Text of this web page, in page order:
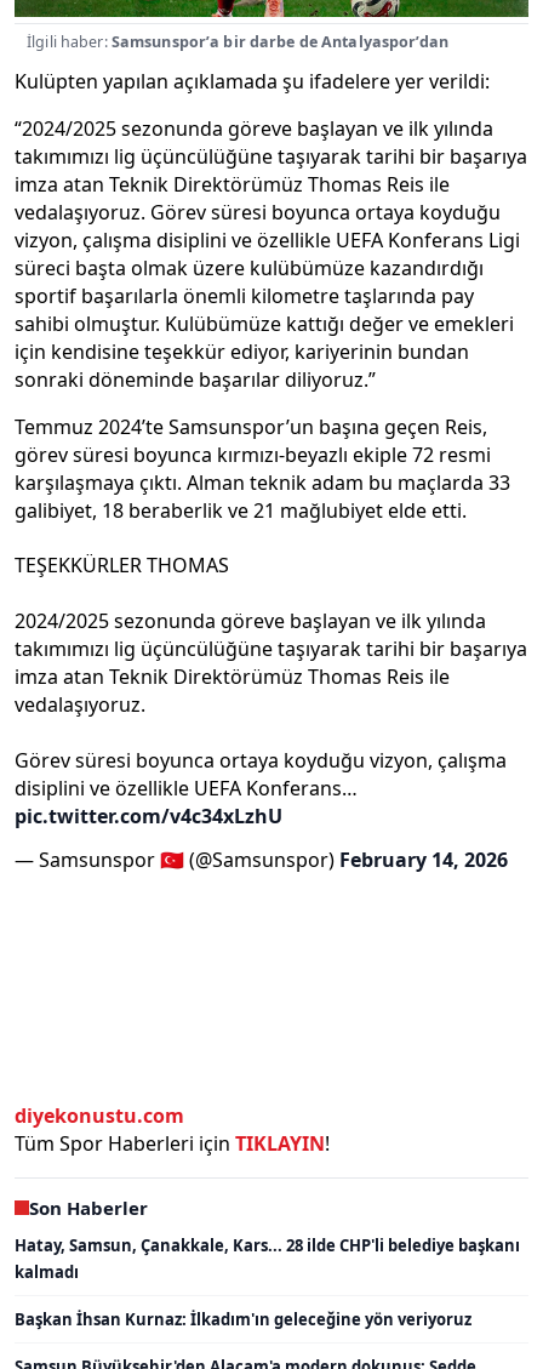
İlgili haber:Samsunspor’a bir darbe de Antalyaspor’dan
Kulüpten yapılan açıklamada şu ifadelere yer verildi:
“2024/2025 sezonunda göreve başlayan ve ilk yılında
takımımızı lig üçüncülüğüne taşıyarak tarihi bir başarıya
imza atan Teknik Direktörümüz Thomas Reis ile
vedalaşıyoruz. Görev süresi boyunca ortaya koyduğu
vizyon, çalışma disiplini ve özellikle UEFA Konferans Ligi
süreci başta olmak üzere kulübümüze kazandırdığı
sportif başarılarla önemli kilometre taşlarında pay
sahibi olmuştur. Kulübümüze kattığı değer ve emekleri
için kendisine teşekkür ediyor, kariyerinin bundan
sonraki döneminde başarılar diliyoruz.”
Temmuz 2024’te Samsunspor’un başına geçen Reis,
görev süresi boyunca kırmızı-beyazlı ekiple 72 resmi
karşılaşmaya çıktı. Alman teknik adam bu maçlarda 33
galibiyet, 18 beraberlik ve 21 mağlubiyet elde etti.
TEŞEKKÜRLER THOMAS
2024/2025 sezonunda göreve başlayan ve ilk yılında
takımımızı lig üçüncülüğüne taşıyarak tarihi bir başarıya
imza atan Teknik Direktörümüz Thomas Reis ile
vedalaşıyoruz.
Görev süresi boyunca ortaya koyduğu vizyon, çalışma
disiplini ve özellikle UEFA Konferans…
pic.twitter.com/v4c34xLzhU
— Samsunspor 🇹🇷 (@Samsunspor) February 14, 2026
diyekonustu.com
Tüm Spor Haberleri için TIKLAYIN!
Son Haberler
Hatay, Samsun, Çanakkale, Kars... 28 ilde CHP'li belediye başkanı
kalmadı
Başkan İhsan Kurnaz: İlkadım'ın geleceğine yön veriyoruz